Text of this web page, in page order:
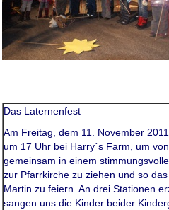
Das Laternenfest
Am Freitag, dem 11. November
um 17 Uhr bei Harry´s Farm, um
gemeinsam in einem
zur Pfarrkirche zu ziehen und so
Martin zu feiern. An drei Stationen
sangen uns die Kinder beider